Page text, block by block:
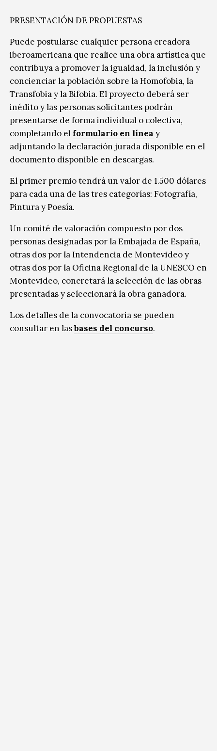
PRESENTACIÓN DE PROPUESTAS
Puede postularse cualquier persona creadora
iberoamericana que realice una obra artística que
contribuya a promover la igualdad, la inclusión y
concienciar la población sobre la Homofobia, la
Transfobia y la Bifobia. El proyecto deberá ser
inédito y las personas solicitantes podrán
presentarse de forma individual o colectiva,
completando el formulario en línea y
adjuntando la declaración jurada disponible en el
documento disponible en descargas.
El primer premio tendrá un valor de 1.500 dólares
para cada una de las tres categorías: Fotografía,
Pintura y Poesía.
Un comité de valoración compuesto por dos
personas designadas por la Embajada de España,
otras dos por la Intendencia de Montevideo y
otras dos por la Oficina Regional de la UNESCO en
Montevideo, concretará la selección de las obras
presentadas y seleccionará la obra ganadora.
Los detalles de la convocatoria se pueden
consultar en lasbases del concurso.